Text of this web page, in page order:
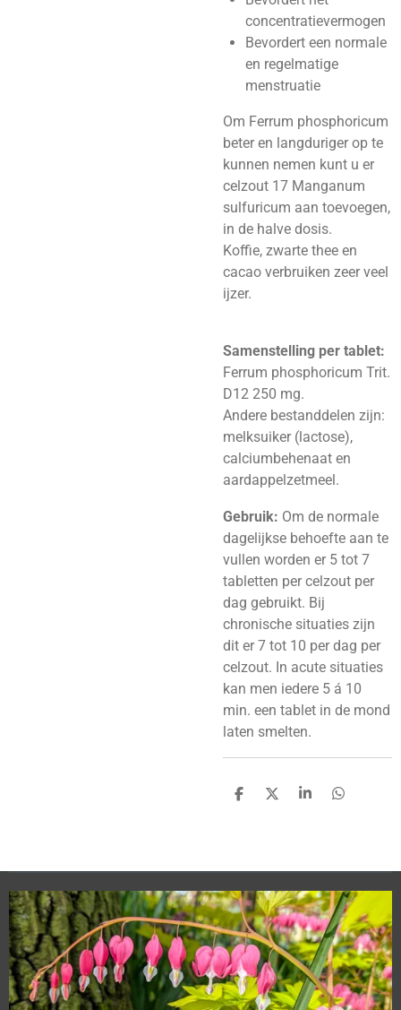
concentratievermogen
Bevordert een normale
en regelmatige
menstruatie
Om Ferrum phosphoricum
beter en langduriger op te
kunnen nemen kunt u er
celzout 17 Manganum
sulfuricum aan toevoegen,
in de halve dosis.
Koffie, zwarte thee en
cacao verbruiken zeer veel
ijzer.
Samenstelling per tablet:
Ferrum phosphoricum Trit.
D12 250 mg.
Andere bestanddelen zijn:
melksuiker (lactose),
calciumbehenaat en
aardappelzetmeel.
Gebruik: Om de normale
dagelijkse behoefte aan te
vullen worden er 5 tot 7
tabletten per celzout per
dag gebruikt. Bij
chronische situaties zijn
dit er 7 tot 10 per dag per
celzout. In acute situaties
kan men iedere 5 á 10
min. een tablet in de mond
laten smelten.
D
D
S
D